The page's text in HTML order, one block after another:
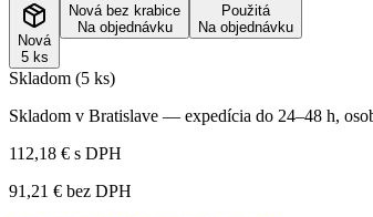
Nová
5 ks
Nová bez krabice
Na objednávku
Použitá
Na objednávku
Skladom (5 ks)
Skladom v Bratislave — expedícia do 24–48 h,
112,18 € s DPH
91,21 € bez DPH